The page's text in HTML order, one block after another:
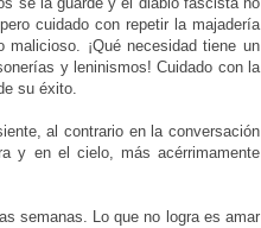
cuidado con repetir la majadería
¡Qué necesidad tiene un
y leninismos! Cuidado con la
su éxito.
al contrario en la conversación
y en el cielo, más acérrimamente
semanas. Lo que no logra es amar